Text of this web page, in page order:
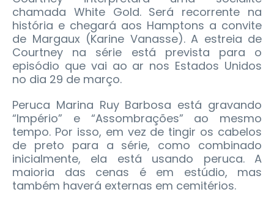
chamada White Gold. Será recorrente na
história e chegará aos Hamptons a convite
de Margaux (Karine Vanasse). A estreia de
Courtney na série está prevista para o
episódio que vai ao ar nos Estados Unidos
no dia 29 de março.
Peruca Marina Ruy Barbosa está gravando
“Império” e “Assombrações” ao mesmo
tempo. Por isso, em vez de tingir os cabelos
de preto para a série, como combinado
inicialmente, ela está usando peruca. A
maioria das cenas é em estúdio, mas
também haverá externas em cemitérios.